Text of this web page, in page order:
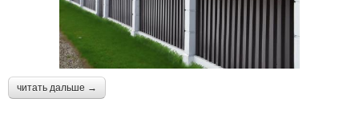
читать дальше →